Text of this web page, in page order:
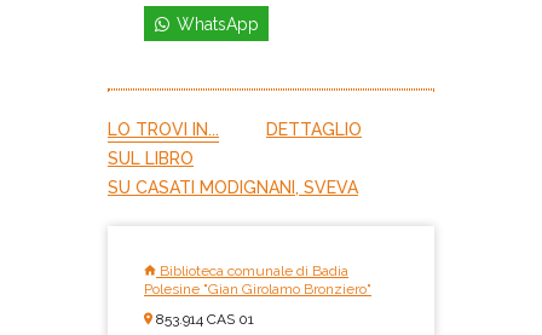
WhatsApp
LO TROVI IN...
DETTAGLIO
SUL LIBRO
SU CASATI MODIGNANI, SVEVA
Biblioteca comunale di Badia
Polesine "Gian Girolamo Bronziero"
853.914 CAS 01